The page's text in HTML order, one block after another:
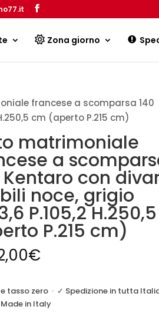
Zona giorno
francese a scomparsa 140
cm (aperto P.215 cm)
matrimoniale
a
Kentaro con
noce, grigio
P.105,2
P.215 cm)
€
tasso zero· ✓ Spedizione in tutta
Made in Italy